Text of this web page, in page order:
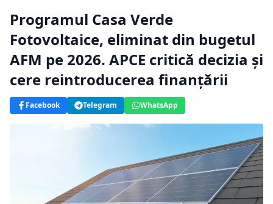
Programul Casa Verde
Fotovoltaice, eliminat din bugetul
AFM pe 2026. APCE critică decizia și
cere reintroducerea finanțării
Facebook Telegram WhatsApp